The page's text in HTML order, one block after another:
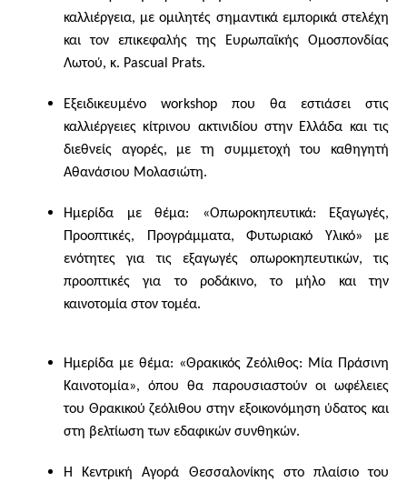
καλλιέργεια, με ομιλητές σημαντικά εμπορικά στελέχη
και τον επικεφαλής της Ευρωπαϊκής Ομοσπονδίας
Λωτού, κ. Pascual Prats.
Εξειδικευμένο workshop που θα εστιάσει στις
καλλιέργειες κίτρινου ακτινιδίου στην Ελλάδα και τις
διεθνείς αγορές, με τη συμμετοχή του καθηγητή
Αθανάσιου Μολασιώτη.
Ημερίδα με θέμα: «Οπωροκηπευτικά: Εξαγωγές,
Προοπτικές, Προγράμματα, Φυτωριακό Υλικό» με
ενότητες για τις εξαγωγές οπωροκηπευτικών, τις
προοπτικές για το ροδάκινο, το μήλο και την
καινοτομία στον τομέα.
Ημερίδα με θέμα: «Θρακικός Ζεόλιθος: Μία Πράσινη
Καινοτομία», όπου θα παρουσιαστούν οι ωφέλειες
του Θρακικού ζεόλιθου στην εξοικονόμηση ύδατος και
στη βελτίωση των εδαφικών συνθηκών.
Η Κεντρική Αγορά Θεσσαλονίκης στο πλαίσιο του